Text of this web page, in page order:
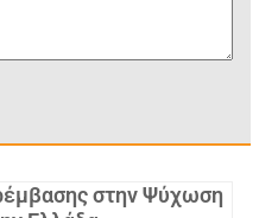
στην Ψύχωση